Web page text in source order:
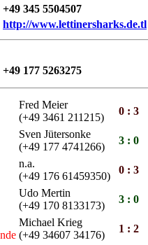
+49 345 5504507
http://www.lettinersharks.de.tl
+49 177 5263275
Fred Meier
(+49 3461 211215)
0 : 3
Sven Jütersonke
(+49 177 4741266)
3 : 0
n.a.
(+49 176 61459350)
0 : 3
Udo Mertin
(+49 170 8133173)
3 : 0
Michael Krieg
(+49 34607 34176)
1 : 2